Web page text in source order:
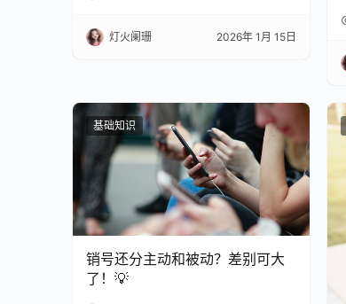
灯火阑珊 2026年 1月 15日
基础知识
销号还分主动和被动？差别可大
了！💡